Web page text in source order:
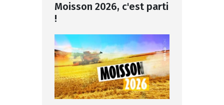
Moisson 2026, c'est parti
!